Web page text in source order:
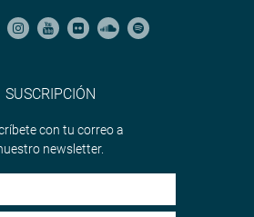
SUSCRIPCIÓN
con tu correo a
newsletter.